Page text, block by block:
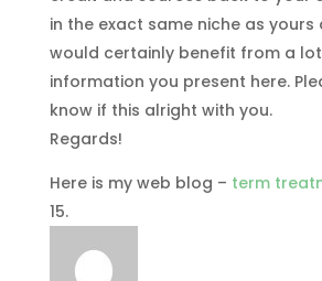
in the exact same niche as yours
would certainly benefit from a
information you present here.
know if this alright with you.
Regards!
Here is my web blog – term